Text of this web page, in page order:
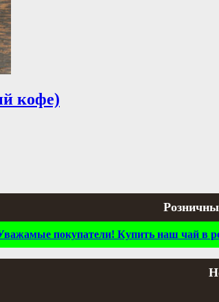
кофе)
покупатели! Купить наш чай в